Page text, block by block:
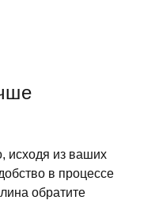
исходя из ваших
в процессе
обратите